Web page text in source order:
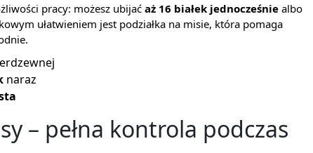
pracy: możesz ubijać aż 16 białek jednocześnie albo
ułatwieniem jest podziałka na misie, która pomaga
naraz
– pełna kontrola podczas